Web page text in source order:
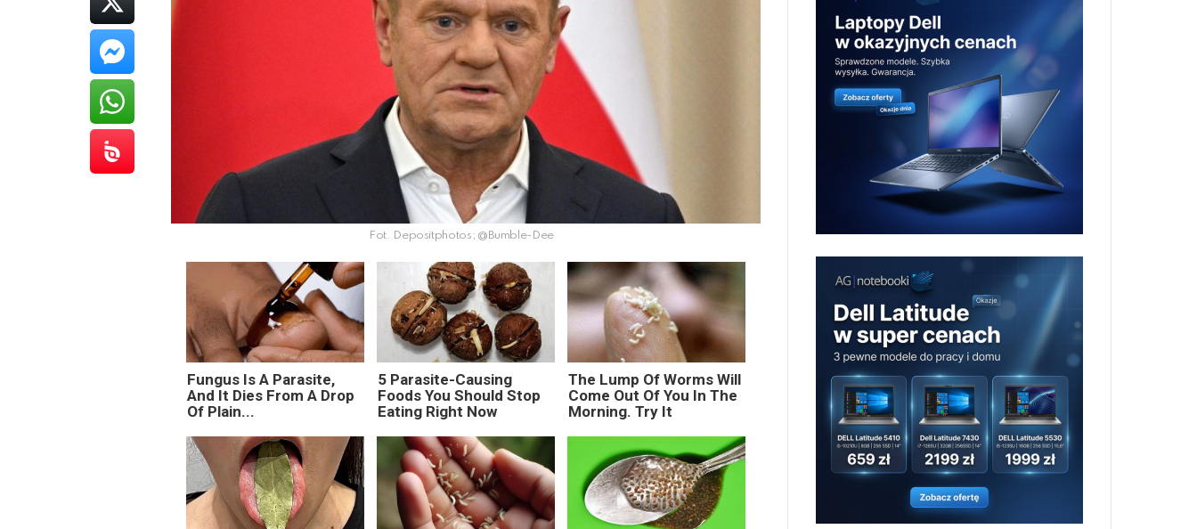
Fot. Depositphotos; @Bumble-Dee
Fungus Is A Parasite,
And It Dies From A Drop
Of Plain...
5 Parasite-Causing
Foods You Should Stop
Eating Right Now
The Lump Of Worms Will
Come Out Of You In The
Morning. Try It